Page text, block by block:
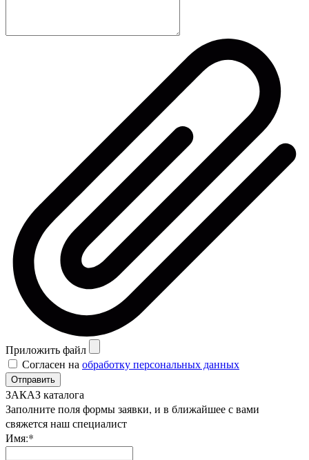
Приложить файл
Согласен на обработку персональных данных
Отправить
ЗАКАЗ каталога
Заполните поля формы заявки, и в ближайшее с вами
свяжется наш специалист
Имя:*